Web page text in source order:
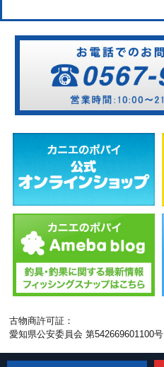
古物商許可証：
愛知県公安委員会 第542669601100号